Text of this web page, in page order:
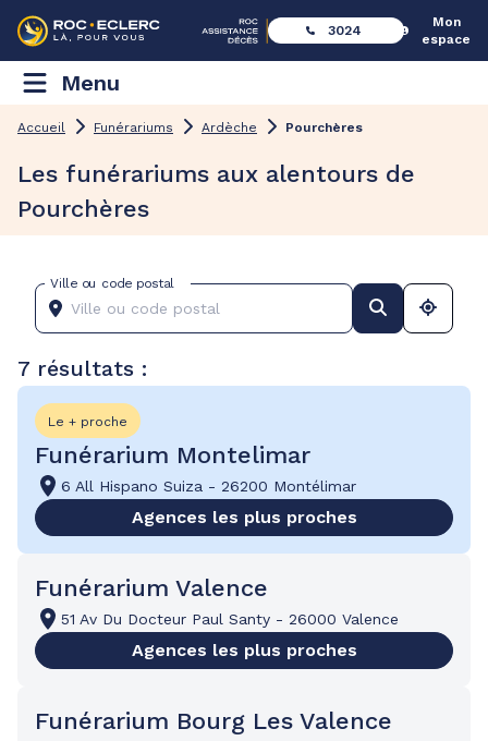
3024
Mon
espace
Menu
Accueil Funérariums Ardèche Pourchères
Les funérariums aux alentours de
Pourchères
Ville ou code postal
7 résultats :
Le + proche
Funérarium Montelimar
6 All Hispano Suiza - 26200 Montélimar
Agences les plus proches
Funérarium Valence
51 Av Du Docteur Paul Santy - 26000 Valence
Agences les plus proches
Funérarium Bourg Les Valence